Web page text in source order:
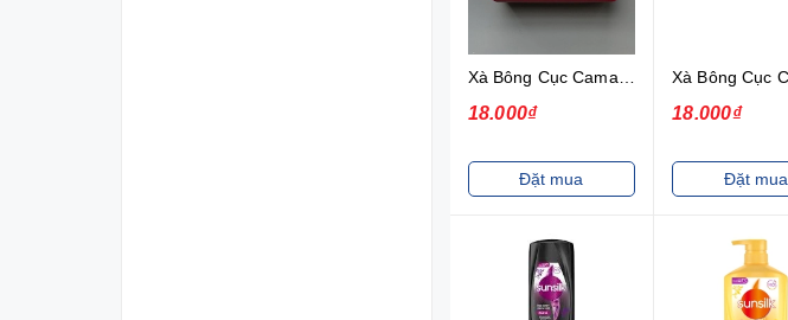
18.000₫
Đặt mua
18.000₫
Đặt mua